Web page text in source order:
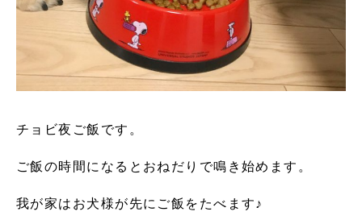
チョビ夜ご飯です。
ご飯の時間になるとおねだりで鳴き始めます。
我が家はお犬様が先にご飯をたべます♪